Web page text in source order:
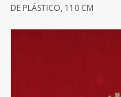
DE PLÁSTICO, 110 CM